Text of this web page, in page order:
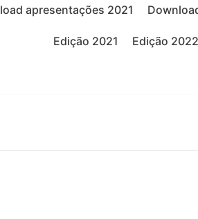
apresentações 2021
Edição 2021 Edição 2022